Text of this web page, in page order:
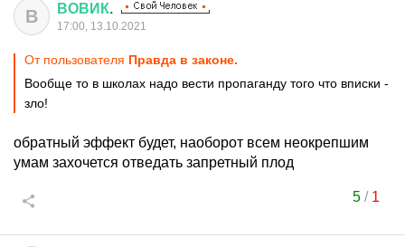
В ВОВИК.
17:00, 13.10.2021
От пользователя Правда в законе.
Вообще то в школах надо вести пропаганду того что вписки -
зло!
обратный эффект будет, наоборот всем неокрепшим
умам захочется отведать запретный плод
5/ 1